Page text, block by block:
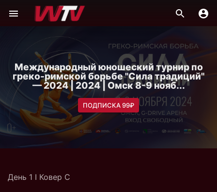
Международный юношеский турнир по
греко-римской борьбе "Сила традиций"
— 2024 | 2024 | Омск 8-9 нояб...
ПОДПИСКА 99₽
День 1 I Ковер C